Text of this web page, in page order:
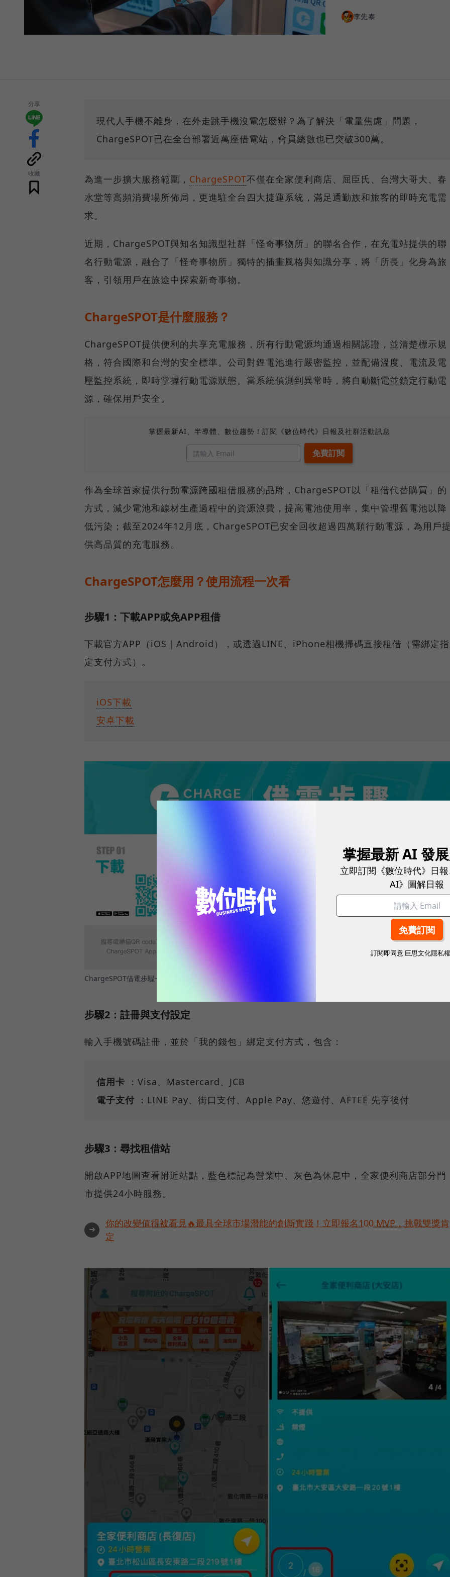
李先泰
分享
收藏
現代人手機不離身，在外走跳手機沒電怎麼辦？為了解決「電量焦慮」問題，
ChargeSPOT已在全台部署近萬座借電站，會員總數也已突破300萬。
為進一步擴大服務範圍， ChargeSPOT不僅在全家便利商店、屈臣氏、台灣大哥大、春
水堂等高頻消費場所佈局，更進駐全台四大捷運系統，滿足通勤族和旅客的即時充電需
求。
近期，ChargeSPOT與知名知識型社群「怪奇事物所」的聯名合作，在充電站提供的聯
名行動電源，融合了「怪奇事物所」獨特的插畫風格與知識分享，將「所長」化身為旅
客，引領用戶在旅途中探索新奇事物。
ChargeSPOT是什麼服務？
ChargeSPOT提供便利的共享充電服務，所有行動電源均通過相關認證，並清楚標示規
格，符合國際和台灣的安全標準。公司對鋰電池進行嚴密監控，並配備溫度、電流及電
壓監控系統，即時掌握行動電源狀態。當系統偵測到異常時，將自動斷電並鎖定行動電
源，確保用戶安全。
掌握最新AI、半導體、數位趨勢！訂閱《數位時代》日報及社群活動訊息
作為全球首家提供行動電源跨國租借服務的品牌，ChargeSPOT以「租借代替購買」的
方式，減少電池和線材生產過程中的資源浪費，提高電池使用率，集中管理舊電池以降
低污染；截至2024年12月底，ChargeSPOT已安全回收超過四萬顆行動電源，為用戶
供高品質的充電服務。
ChargeSPOT怎麼用？使用流程一次看
步驟1：下載APP或免APP租借
下載官方APP（iOS｜Android），或透過LINE、iPhone相機掃碼直接租借（需綁定指
定支付方式）。
iOS下載
安卓下載
ChargeSPOT借電步驟一次看。
步驟2：註冊與支付設定
輸入手機號碼註冊，並於「我的錢包」綁定支付方式，包含：
信用卡 ：Visa、Mastercard、JCB
電子支付 ：LINE Pay、街口支付、Apple Pay、悠遊付、AFTEE 先享後付
步驟3：尋找租借站
開啟APP地圖查看附近站點，藍色標記為營業中、灰色為休息中，全家便利商店部分門
市提供24小時服務。
➜
你的改變值得被看見🔥最具全球市場潛能的創新實踐！立即報名100 MVP，挑戰雙獎肯
定
掌握最新 AI 發
立即訂閱《數位時代》日
AI》圖解日報
訂閱即同意 巨思文化隱私